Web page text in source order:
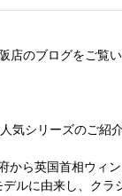
店のブログをご覧
気シリーズのご紹介
から英国首相ウィ
ルに由来し、クラ